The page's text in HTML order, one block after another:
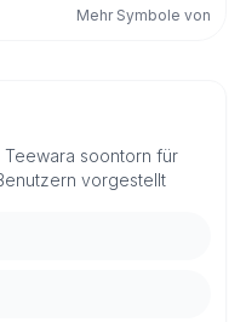
Mehr Symbole von
soontorn für
vorgestellt